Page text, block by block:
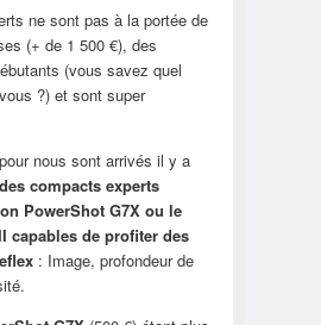
ne sont pas à la portée de
(+ de 1 500 €), des
(vous savez quel
?) et sont super
nous sont arrivés il y a
des compacts experts
PowerShot G7X ou le
capables de profiter des
: Image, profondeur de